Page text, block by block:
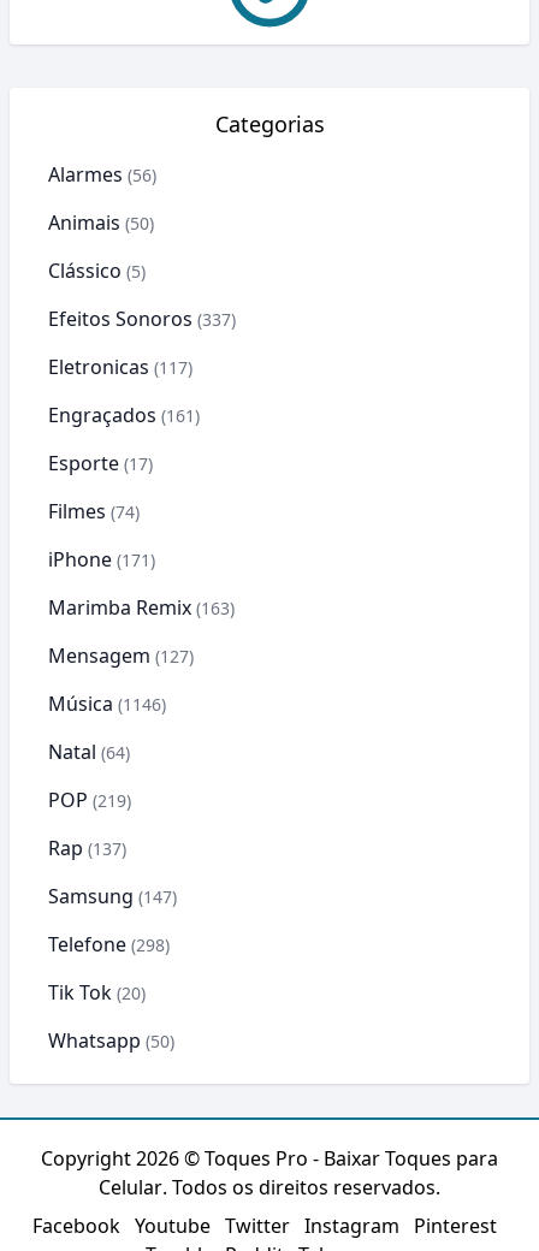
Categorias
Alarmes (56)
Animais (50)
Clássico (5)
Efeitos Sonoros (337)
Eletronicas (117)
Engraçados (161)
Esporte (17)
Filmes (74)
iPhone (171)
Marimba Remix (163)
Mensagem (127)
Música (1146)
Natal (64)
POP (219)
Rap (137)
Samsung (147)
Telefone (298)
Tik Tok (20)
Whatsapp (50)
Copyright 2026 ©Toques Pro - Baixar Toques para
Celular. Todos os direitos reservados.
Facebook Youtube Twitter Instagram
Pinterest